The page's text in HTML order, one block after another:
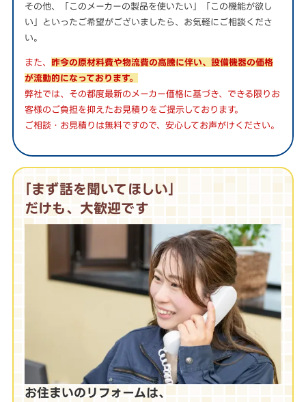
その他、「このメーカーの製品を使いたい」「この機能が欲し
い」といったご希望がございましたら、お気軽にご相談くださ
い。
また、 昨今の原材料費や物流費の高騰に伴い、設備機器の価格
が流動的になっております。
弊社では、その都度最新のメーカー価格に基づき、できる限りお
客様のご負担を抑えたお見積りをご提示しております。
ご相談・お見積りは無料ですので、安心してお声がけください。
｢まず話を聞いてほしい｣
だけも、大歓迎です
お住まいのリフォームは、